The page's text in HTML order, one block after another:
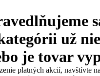
už
je tovar
platných akcií, navštívte